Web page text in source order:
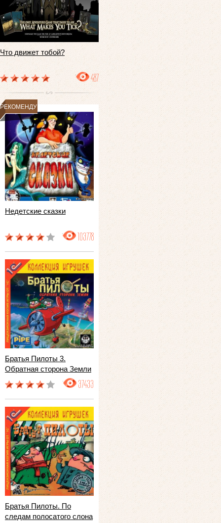
Что движет тобой?
487
РЕКОМЕНДУЕМ
Недетские сказки
103778
Братья Пилоты 3.
Обратная сторона Земли
37433
Братья Пилоты. По
следам полосатого слона